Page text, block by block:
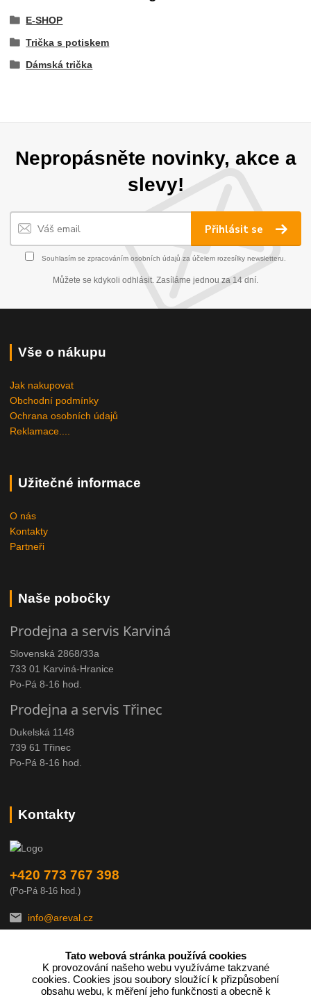
E-SHOP
Trička s potiskem
Dámská trička
Nepropásněte novinky, akce a
slevy!
Přihlásit se
Souhlasím se zpracováním osobních údajů za účelem rozesílky newsletteru.
Můžete se kdykoli odhlásit. Zasíláme jednou za 14 dní.
Vše o nákupu
Jak nakupovat
Obchodní podmínky
Ochrana osobních údajů
Reklamace....
Užitečné informace
O nás
Kontakty
Partneři
Naše pobočky
Prodejna a servis Karviná
Slovenská 2868/33a
733 01 Karviná-Hranice
Po-Pá 8-16 hod.
Prodejna a servis Třinec
Dukelská 1148
739 61 Třinec
Po-Pá 8-16 hod.
Kontakty
+420 773 767 398
(Po-Pá 8-16 hod.)
info@areval.cz
Tato webová stránka používá cookies
K provozování našeho webu využíváme takzvané
cookies. Cookies jsou soubory sloužící k přizpůsobení
obsahu webu, k měření jeho funkčnosti a obecně k